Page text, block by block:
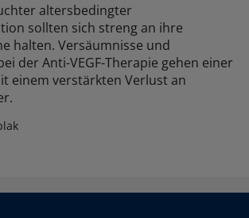
altersbedingter
sollten sich streng an ihre
halten. Versäumnisse und
der Anti-VEGF-Therapie gehen einer
einem verstärkten Verlust an